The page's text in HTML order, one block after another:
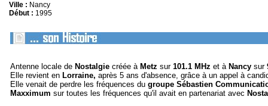
Ville : Nancy
Début : 1995
Antenne locale de Nostalgie créée àMetz sur 101.1 MHz et à Nancy sur
Elle revient en Lorraine, après 5 ans d'absence, grâce à un appel à
Elle venait de perdre les fréquences du groupe Sébastien
Maxximum sur toutes les fréquences qu'il avait en partenariat avec